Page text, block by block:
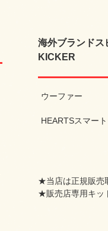
海外ブランドス
KICKER
ウーファー
HEARTSスマー
★当店は正規販売
★販売店専用キッ